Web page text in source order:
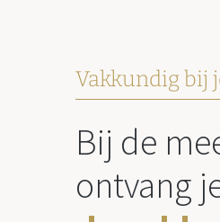
Vakkundig bij
Bij de
ontvang